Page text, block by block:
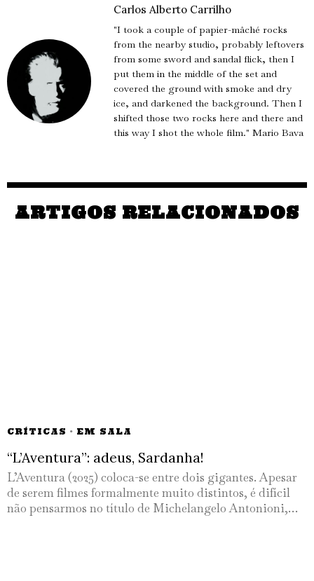
Carlos Alberto Carrilho
"I took a couple of papier-mâché rocks
from the nearby studio, probably leftovers
from some sword and sandal flick, then I
put them in the middle of the set and
covered the ground with smoke and dry
ice, and darkened the background. Then I
shifted those two rocks here and there and
this way I shot the whole film." Mario Bava
ARTIGOS RELACIONADOS
CRÍTICAS · EM SALA
“L’Aventura”: adeus, Sardanha!
L’Aventura (2025) coloca-se entre dois gigantes. Apesar
de serem filmes formalmente muito distintos, é difícil
não pensarmos no título de Michelangelo Antonioni,…